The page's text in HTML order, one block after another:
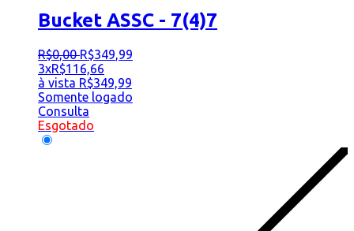
Bucket ASSC - 7(4)7
R$0,00 R$349,99
3xR$116,66
à vista R$349,99
Somente logado
Consulta
Esgotado